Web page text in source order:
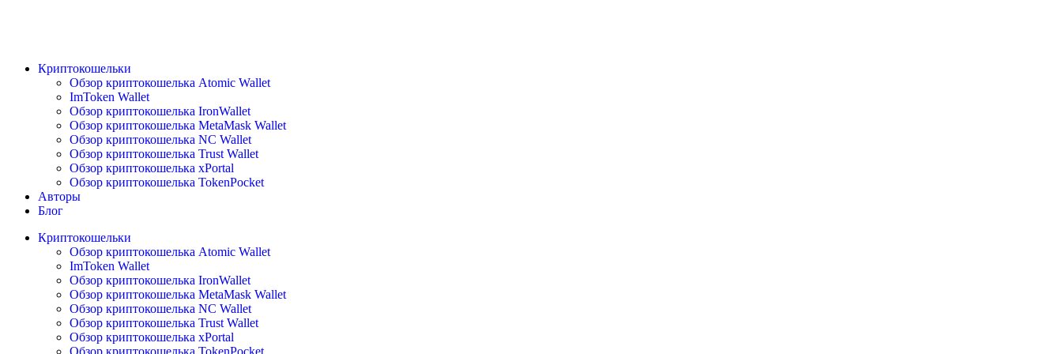
Криптокошельки
Обзор криптокошелька Atomic Wallet
ImToken Wallet
Обзор криптокошелька IronWallet
Обзор криптокошелька MetaMask Wallet
Обзор криптокошелька NC Wallet
Обзор криптокошелька Trust Wallet
Обзор криптокошелька xPortal
Обзор криптокошелька TokenPocket
Авторы
Блог
Криптокошельки
Обзор криптокошелька Atomic Wallet
ImToken Wallet
Обзор криптокошелька IronWallet
Обзор криптокошелька MetaMask Wallet
Обзор криптокошелька NC Wallet
Обзор криптокошелька Trust Wallet
Обзор криптокошелька xPortal
Обзор криптокошелька TokenPocket